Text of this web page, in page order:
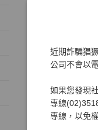
近期詐騙猖
公司不會以
如果您發現
專線
專線，以免